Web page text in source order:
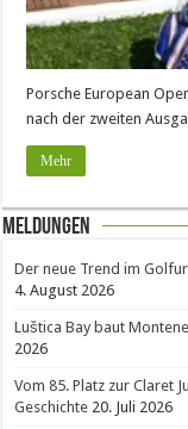
Porsche European
nach der zweiten
Mehr
Meldungen
Der neue Trend im
4. August 2026
Luštica Bay baut
2026
Vom 85. Platz zur Claret
Geschichte 20. Juli 2026